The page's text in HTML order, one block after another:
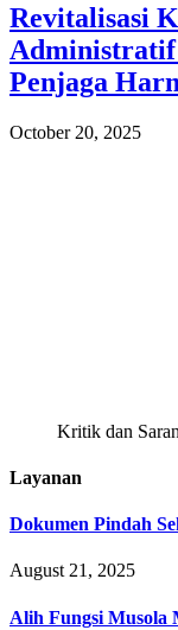
Revitalisasi
Administratif
Penjaga
October 20, 2025
Kritik dan
Layanan
Dokumen Pindah
August 21, 2025
Alih Fungsi Musola